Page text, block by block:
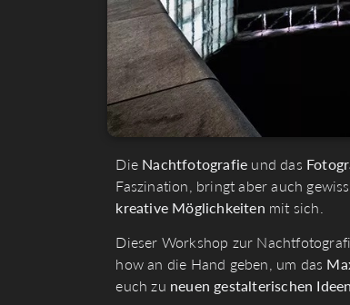
Die Nachtfotografie und das
Faszination, bringt aber auch
kreative Möglichkeiten mit sich.
Dieser Workshop zur
how an die Hand geben, um das
euch zu neuen gestalterischen Ideen